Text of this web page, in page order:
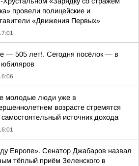
провели полицейские и
«Движения Первых»
— 505 лет!. Сегодня посёлок — в
молодые люди уже в
возрасте стремятся
источник дохода
Европе». Сенатор Джабаров назвал
тёплый приём Зеленского в